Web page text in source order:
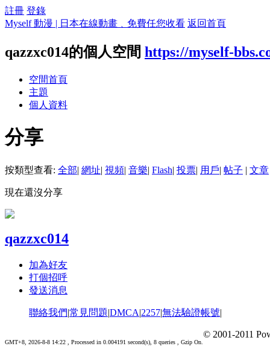
註冊 登錄
Myself 動漫 | 日本在線動畫﹑免費任您收看 返回首頁
qazzxc014的個人空間 https://myself-
空間首頁
主題
個人資料
分享
按類型查看: 全部| 網址| 視頻| 音樂| Flash| 投票| 用戶| 帖子 | 文章
現在還沒分享
qazzxc014
加為好友
打個招呼
發送消息
聯絡我們|常見問題|DMCA|2257|無法驗證帳號|
GMT+8, 2026-8-8 14:22 , Processed in 0.004191 second(s), 8 queries , Gzip On.
© 2001-2011